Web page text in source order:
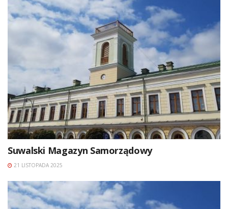
Suwalski Magazyn Samorządowy
21 LISTOPADA 2025